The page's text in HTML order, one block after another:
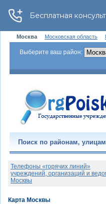
Москва Московская область
Выберите ваш район:
Поиск по районам, улицам
Телефоны «горячих линий»
учреждений, организаций и
Москвы